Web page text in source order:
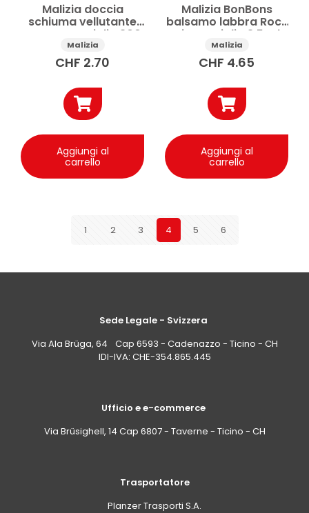
Malizia doccia
schiuma vellutante
Argan e Vaniglia 300
ml
Malizia
CHF 2.70
Aggiungi al
carrello
Malizia BonBons
balsamo labbra Rock
Kiss vaniglia 3,5 ml
Malizia
CHF 4.65
Aggiungi al
carrello
1 2 3 4 5 6
Sede Legale - Svizzera
Via Ala Brüga, 64 Cap 6593 - Cadenazzo - Ticino - CH
IDI-IVA: CHE-354.865.445
Ufficio e e-commerce
Via Brüsighell, 14 Cap 6807 - Taverne - Ticino - CH
Trasportatore
Planzer Trasporti S.A.